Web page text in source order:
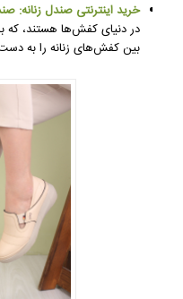
خرید اینترنتی صندل زنانه:
در دنیای کفش‌ها هستند، که
بین کفش‌های زنانه را به